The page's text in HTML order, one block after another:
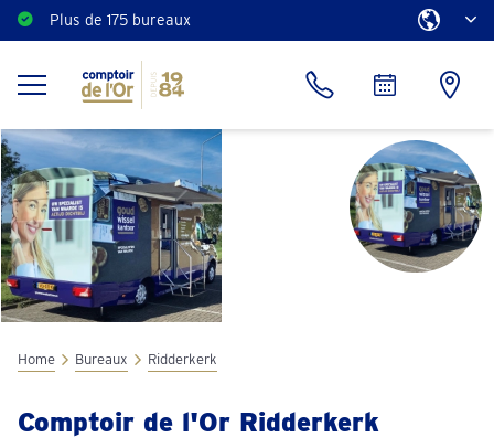
Plus de 175 bureaux
Estimation gratuite
Home Bureaux Ridderkerk
Comptoir de l'Or Ridderkerk